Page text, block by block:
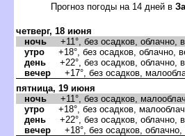
Прогноз погоды на 14 дней
четверг, 18 июня
ночь +11°, без осадков, облачно,
утро +18°, без осадков, облачно,
день +22°, без осадков, облачно,
ечер +17°, без осадков,
пятница, 19 июня
ночь +11°, без осадков,
утро +18°, без осадков,
день +22°, без осадков, облачно,
ечер +18°, без осадков, облачно,